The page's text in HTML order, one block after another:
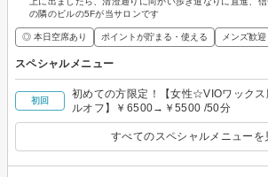
の隣のビルの5Fが当サロンです
◎ 本日空席あり ポイントが貯まる・使える メンズ歓迎
スペシャルメニュー
初回
初めての方限定！【女性☆VIOワックス
ルオフ】￥6500→￥5500 /50分
すべてのスペシャルメニューを